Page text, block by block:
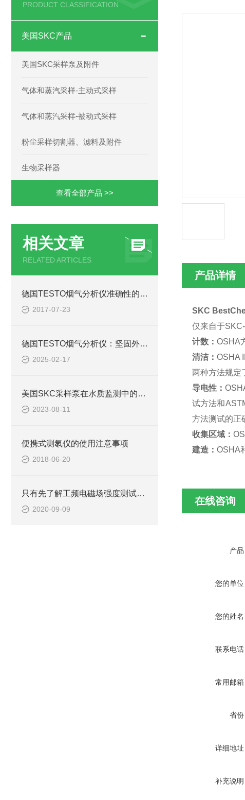
PRODUCT CLASSIFICATION
美国SKC产品
美国SKC采样泵及附件
气体和蒸汽采样-主动式采样
气体和蒸汽采样-被动式采样
粉尘采样切割器、滤料及附件
生物采样器
查看全部产品 >>
相关文章
RELATED ARTICLES
德国TESTO烟气分析仪准确性的保持方法
2017-07-23
德国TESTO烟气分析仪：坚固外壳设计带来的防护优势
2025-02-17
美国SKC采样泵在水质监测中的应用及工作原理
2023-08-11
便携式测氡仪的使用注意事项
2018-06-20
只有先了解工频电磁场强度测试仪的性能，才能更好的使用它
2020-09-09
产品详情
SKC
仅来自于
计数： OSHA
清洁：OSHA
两种方法规定
导电性：
试方法和
方法测试的正
收集区域：
建造： OSHA
在线咨询
产品
您的单位
您的姓名
联系电话
常用邮箱
省份
详细地址
补充说明